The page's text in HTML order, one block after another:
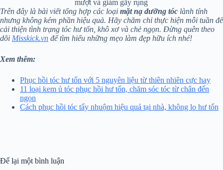
mượt và giảm gãy rụng
Trên đây là bài viết tổng hợp các loại mặt nạ dưỡng tóc lành tính
nhưng không kém phần hiệu quả. Hãy chăm chỉ thực hiện mỗi tuần để
cải thiện tình trạng tóc hư tổn, khô xơ và chẻ ngọn. Đừng quên theo
dõi Misskick.vn để tìm hiểu những mẹo làm đẹp hữu ích nhé!
Xem thêm:
Phục hồi tóc hư tổn với 5 nguyên liệu từ thiên nhiên cực hay
11 loại kem ủ tóc phục hồi hư tổn, chăm sóc tóc từ chân đến
ngọn
Cách phục hồi tóc tẩy nhuộm hiệu quả tại nhà, không lo hư tổn
Để lại một bình luận